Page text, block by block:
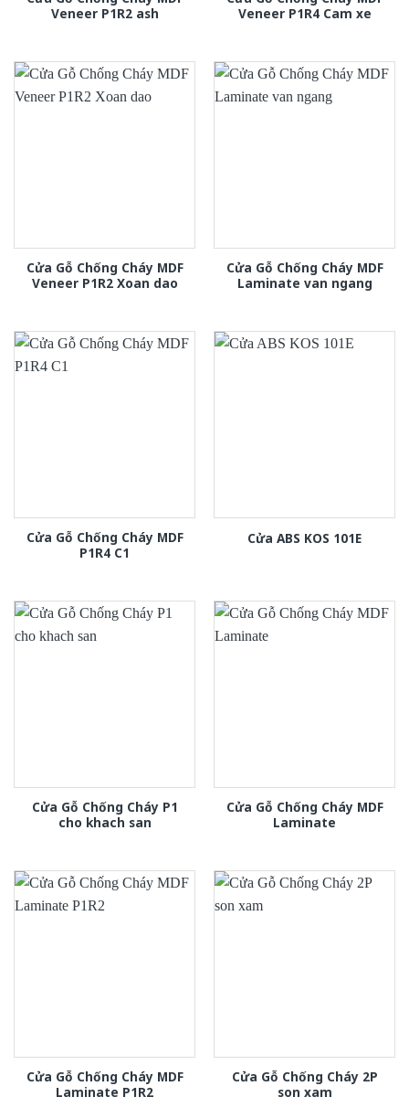
Veneer P1R2 ash
Veneer P1R4 Cam xe
Cửa Gỗ Chống Cháy MDF
Veneer P1R2 Xoan dao
Cửa Gỗ Chống Cháy MDF
Laminate van ngang
Cửa Gỗ Chống Cháy MDF
P1R4 C1
Cửa ABS KOS 101E
Cửa Gỗ Chống Cháy P1
cho khach san
Cửa Gỗ Chống Cháy MDF
Laminate
Cửa Gỗ Chống Cháy MDF
Laminate P1R2
Cửa Gỗ Chống Cháy 2P
son xam